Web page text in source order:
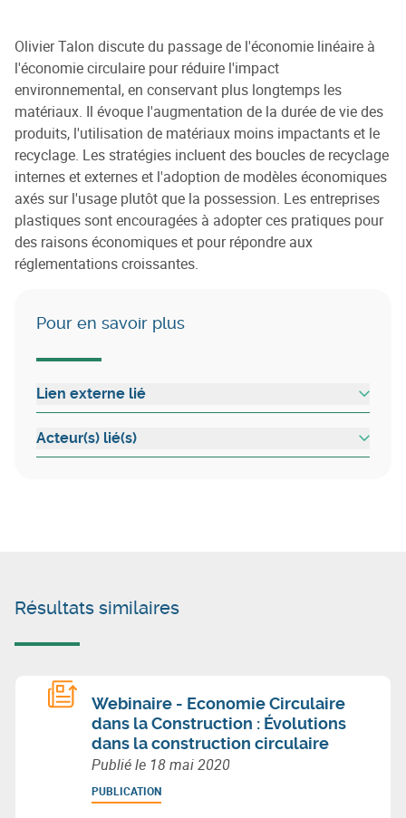
Olivier Talon discute du passage de l'économie linéaire à
l'économie circulaire pour réduire l'impact
environnemental, en conservant plus longtemps les
matériaux. Il évoque l'augmentation de la durée de vie des
produits, l'utilisation de matériaux moins impactants et le
recyclage. Les stratégies incluent des boucles de recyclage
internes et externes et l'adoption de modèles économiques
axés sur l'usage plutôt que la possession. Les entreprises
plastiques sont encouragées à adopter ces pratiques pour
des raisons économiques et pour répondre aux
réglementations croissantes.
Pour en savoir plus
Lien externe lié
Acteur(s) lié(s)
Résultats similaires
Webinaire - Economie Circulaire
dans la Construction : Évolutions
dans la construction circulaire
Publié le 18 mai 2020
PUBLICATION